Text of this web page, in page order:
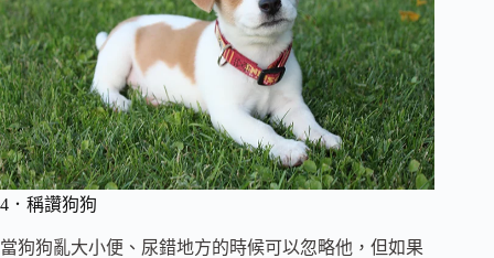
4．稱讚狗狗
當狗狗亂大小便、尿錯地方的時候可以忽略他，但如果